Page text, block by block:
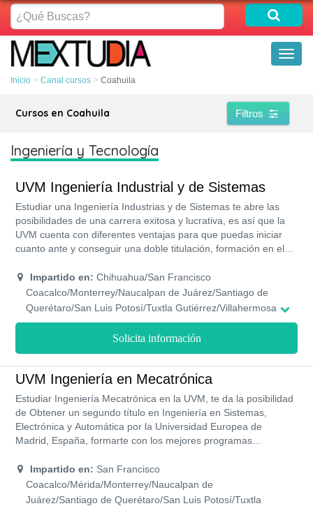
¿Qué
Buscas?
Inicio Canal cursos Coahuila
Cursos en Coahuila Filtros
Ingeniería y Tecnología
UVM Ingeniería Industrial y de Sistemas
Estudiar una Ingeniería Industrias y de Sistemas te abre las
posibilidades de una carrera exitosa y lucrativa, es así que la
UVM cuenta con diferentes ventajas para que puedas iniciar
cuanto ante y conseguir una doble titulación, formación en el
más actuales y modernos, programas académicos de las
mejores universidades del mundo y con reconocimiento oficial
por la SEP, sin contar su programa de ayuda económica.
Impartido en: Chihuahua/San Francisco
Coacalco/Monterrey/Naucalpan de Juárez/Santiago de
Querétaro/San Luis Potosí/Tuxtla Gutiérrez/Villahermosa
Solicita información
UVM Ingeniería en Mecatrónica
Estudiar Ingeniería Mecatrónica en la UVM, te da la posibilidad
de Obtener un segundo título en Ingeniería en Sistemas,
Electrónica y Automática por la Universidad Europea de
Madrid, España, formarte con los mejores programas
laboratorios igualmente puedes contar con certificaciones con
validez internacional como Certified SolidWorks proffessional-
CSWP, y Certified SolidWorks Associate-CSWA.
Impartido en: San Francisco
Coacalco/Mérida/Monterrey/Naucalpan de
Juárez/Santiago de Querétaro/San Luis Potosí/Tuxtla